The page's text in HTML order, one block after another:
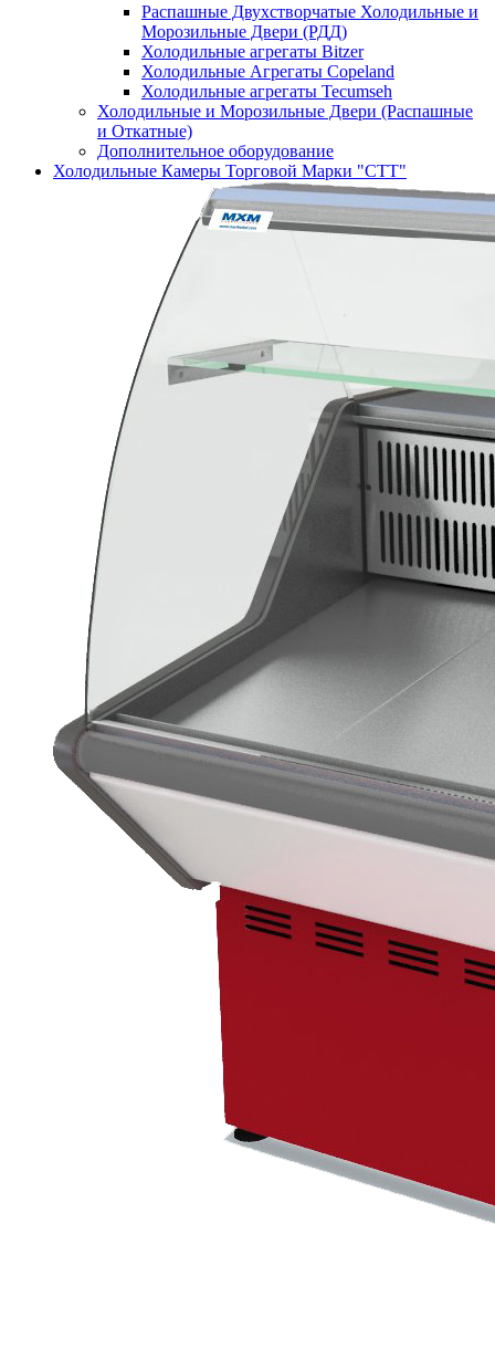
Распашные Двухстворчатые Холодильные и
Морозильные Двери (РДД)
Холодильные агрегаты Bitzer
Холодильные Агрегаты Copeland
Холодильные агрегаты Tecumseh
Холодильные и Морозильные Двери (Распашные
и Откатные)
Дополнительное оборудование
Холодильные Камеры Торговой Марки "СТТ"